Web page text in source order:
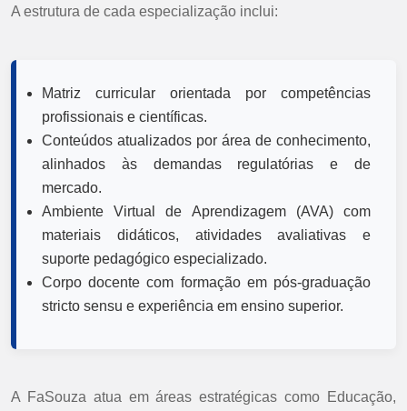
A estrutura de cada especialização inclui:
Matriz curricular orientada por competências
profissionais e científicas.
Conteúdos atualizados por área de conhecimento,
alinhados às demandas regulatórias e de
mercado.
Ambiente Virtual de Aprendizagem (AVA) com
materiais didáticos, atividades avaliativas e
suporte pedagógico especializado.
Corpo docente com formação em pós-graduação
stricto sensu e experiência em ensino superior.
A FaSouza atua em áreas estratégicas como Educação,